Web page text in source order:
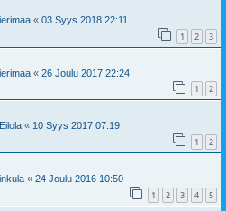
« 03 Syys 2018 22:11
1 2 3
« 26 Joulu 2017 22:24
1 2
« 10 Syys 2017 07:19
1 2
« 24 Joulu 2016 10:50
1 2 3 4 5